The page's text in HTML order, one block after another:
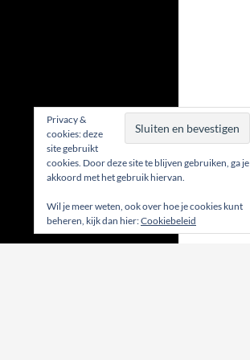
Privacy &
cookies: deze
site gebruikt
cookies. Door deze site te blijven gebruiken, ga je
akkoord met het gebruik hiervan.
Wil je meer weten, ook over hoe je cookies kunt
beheren, kijk dan hier:Cookiebeleid